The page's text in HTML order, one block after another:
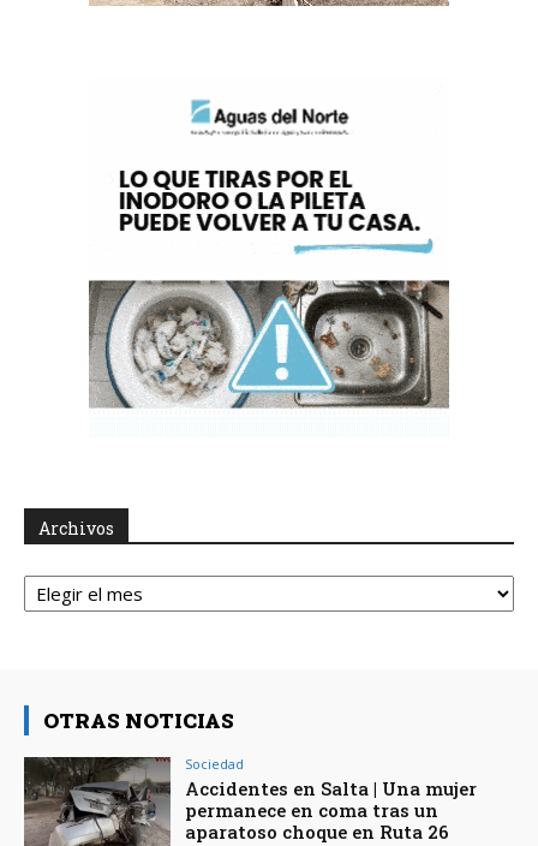
Archivos
Archivos
OTRAS NOTICIAS
Sociedad
Accidentes en Salta | Una mujer
permanece en coma tras un
aparatoso choque en Ruta 26